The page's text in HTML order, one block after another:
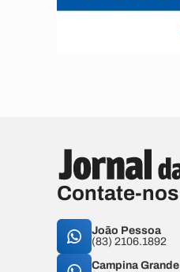
Contate-nos
João Pessoa
(83) 2106.1892
Campina Grande